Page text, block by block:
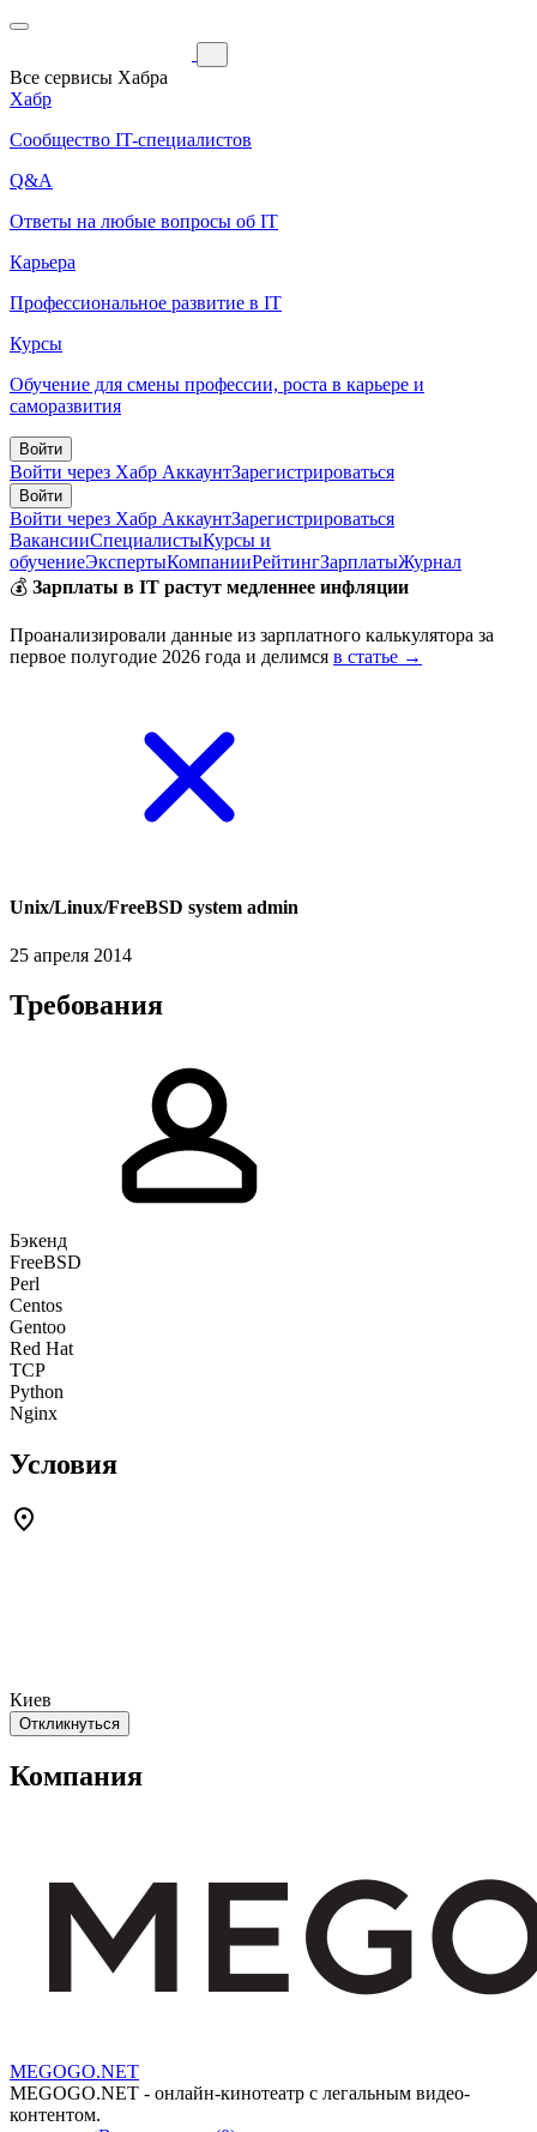
Все сервисы Хабра
Хабр
Сообщество IT-специалистов
Q&A
Ответы на любые вопросы об IT
Карьера
Профессиональное развитие в IT
Курсы
Обучение для смены профессии, роста в карьере и
саморазвития
Войти
Войти через Хабр АккаунтЗарегистрироваться
Войти
Войти через Хабр АккаунтЗарегистрироваться
ВакансииСпециалистыКурсы и
обучениеЭкспертыКомпанииРейтингЗарплатыЖурнал
💰 Зарплаты в IT растут медленнее инфляции
Проанализировали данные из зарплатного калькулятора за
первое полугодие 2026 года и делимся в статье →
Unix/Linux/FreeBSD system admin
25 апреля 2014
Требования
Бэкенд
FreeBSD
Perl
Centos
Gentoo
Red Hat
TCP
Python
Nginx
Условия
Киев
Откликнуться
Компания
MEGOGO.NET
MEGOGO.NET - онлайн-кинотеатр с легальным видео-
контентом.